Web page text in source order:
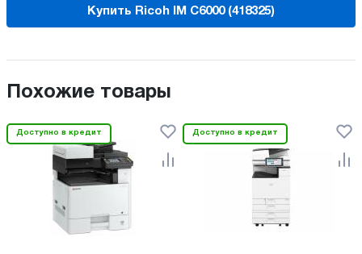
Купить Ricoh IM C6000 (418325)
Похожие товары
Доступно в кредит Доступно в кредит